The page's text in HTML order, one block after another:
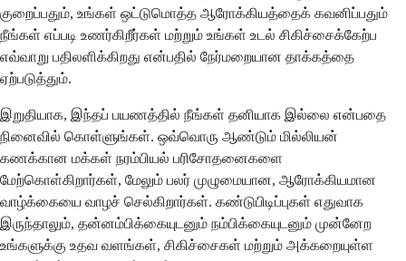
குறைப்பதும், உங்கள் ஒட்டுமொத்த ஆரோக்கியத்தைக் கவனிப்பதும்
நீங்கள் எப்படி உணர்கிறீர்கள் மற்றும் உங்கள் உடல் சிகிச்சைக்கேற்ப
எவ்வாறு பதிலளிக்கிறது என்பதில் நேர்மறையான தாக்கத்தை
ஏற்படுத்தும்.
இறுதியாக, இந்தப் பயணத்தில் நீங்கள் தனியாக இல்லை என்பதை
நினைவில் கொள்ளுங்கள். ஒவ்வொரு ஆண்டும் மில்லியன்
கணக்கான மக்கள் நரம்பியல் பரிசோதனைகளை
மேற்கொள்கிறார்கள், மேலும் பலர் முழுமையான, ஆரோக்கியமான
வாழ்க்கையை வாழச் செல்கிறார்கள். கண்டுபிடிப்புகள் எதுவாக
இருந்தாலும், தன்னம்பிக்கையுடனும் நம்பிக்கையுடனும் முன்னேற
உங்களுக்கு உதவ வளங்கள், சிகிச்சைகள் மற்றும் அக்கறையுள்ள